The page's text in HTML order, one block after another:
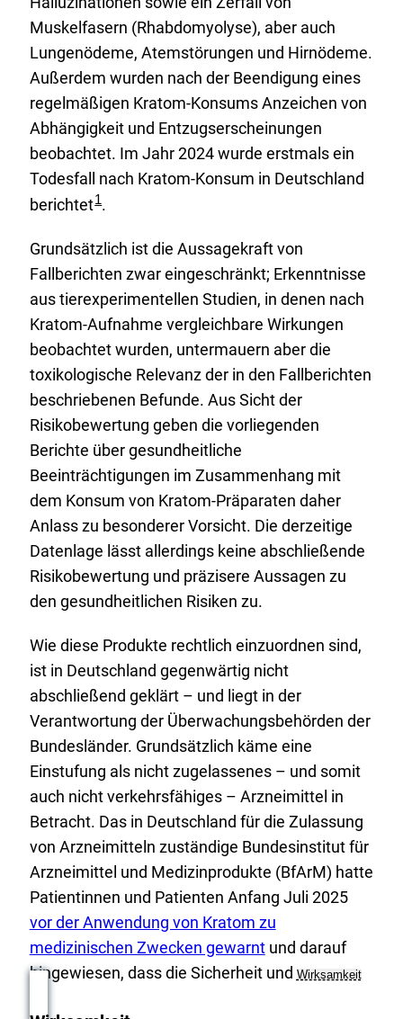
Muskelfasern (Rhabdomyolyse), aber auch
Lungenödeme, Atemstörungen und Hirnödeme.
Außerdem wurden nach der Beendigung eines
regelmäßigen Kratom-Konsums Anzeichen von
Abhängigkeit und Entzugserscheinungen
beobachtet. Im Jahr 2024 wurde erstmals ein
Todesfall nach Kratom-Konsum in Deutschland
berichtetF
n
o
t
1
n
e
i
g
n
.
Grundsätzlich ist die Aussagekraft von
Fallberichten zwar eingeschränkt; Erkenntnisse
aus tierexperimentellen Studien, in denen nach
Kratom-Aufnahme vergleichbare Wirkungen
beobachtet wurden, untermauern aber die
toxikologische Relevanz der in den Fallberichten
beschriebenen Befunde. Aus Sicht der
Risikobewertung geben die vorliegenden
Berichte über gesundheitliche
Beeinträchtigungen im Zusammenhang mit
dem Konsum von Kratom-Präparaten daher
Anlass zu besonderer Vorsicht. Die derzeitige
Datenlage lässt allerdings keine abschließende
Risikobewertung und präzisere Aussagen zu
den gesundheitlichen Risiken zu.
Wie diese Produkte rechtlich einzuordnen sind,
ist in Deutschland gegenwärtig nicht
abschließend geklärt – und liegt in der
Verantwortung der Überwachungsbehörden der
Bundesländer. Grundsätzlich käme eine
Einstufung als nicht zugelassenes – und somit
auch nicht verkehrsfähiges – Arzneimittel in
Betracht. Das in Deutschland für die Zulassung
von Arzneimitteln zuständige Bundesinstitut für
Arzneimittel und Medizinprodukte (BfArM) hatte
Patientinnen und Patienten Anfang Juli 2025E
t
e
vor der Anwendung von Kratom zu
medizinischen Zwecken gewarntund darauf
hingewiesen, dass die Sicherheit und Wirksamkeit